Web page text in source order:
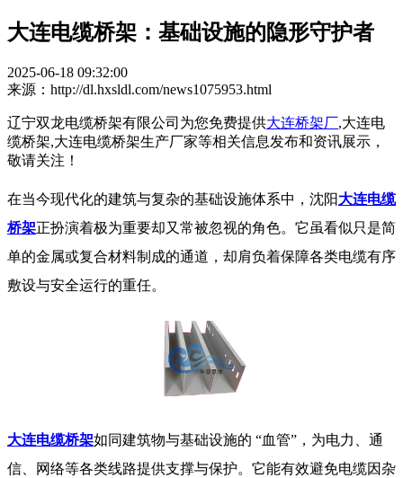
大连电缆桥架：基础设施的隐形守护者​
2025-06-18 09:32:00
来源：http://dl.hxsldl.com/news1075953.html
辽宁双龙电缆桥架有限公司为您免费提供大连桥架厂,大连电
缆桥架,大连电缆桥架生产厂家等相关信息发布和资讯展示，
敬请关注！
在当今现代化的建筑与复杂的基础设施体系中，沈阳大连电缆
桥架正扮演着极为重要却又常被忽视的角色。它虽看似只是简
单的金属或复合材料制成的通道，却肩负着保障各类电缆有序
敷设与安全运行的重任。
大连电缆桥架如同建筑物与基础设施的 “血管”，为电力、通
信、网络等各类线路提供支撑与保护。它能有效避免电缆因杂